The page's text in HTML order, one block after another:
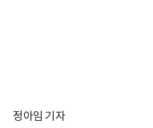
정아임 기자